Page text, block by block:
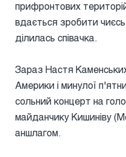
прифронтових
вдається зробити
ділилась співачка.
Зараз Настя
Америки і минулої
сольний концерт на
майданчику Кишиніву
аншлагом.